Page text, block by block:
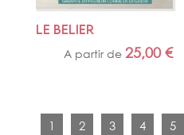
LE BELIER
A partir de 25,00 €
1 2 3 4 5